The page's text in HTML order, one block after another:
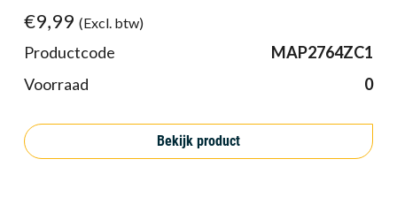
€9,99 (Excl. btw)
Productcode
MAP2764ZC1
Voorraad
0
Bekijk product